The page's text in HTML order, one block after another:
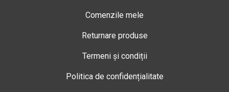
Comenzile mele
Returnare produse
Termeni și condiții
Politica de confidențialitate